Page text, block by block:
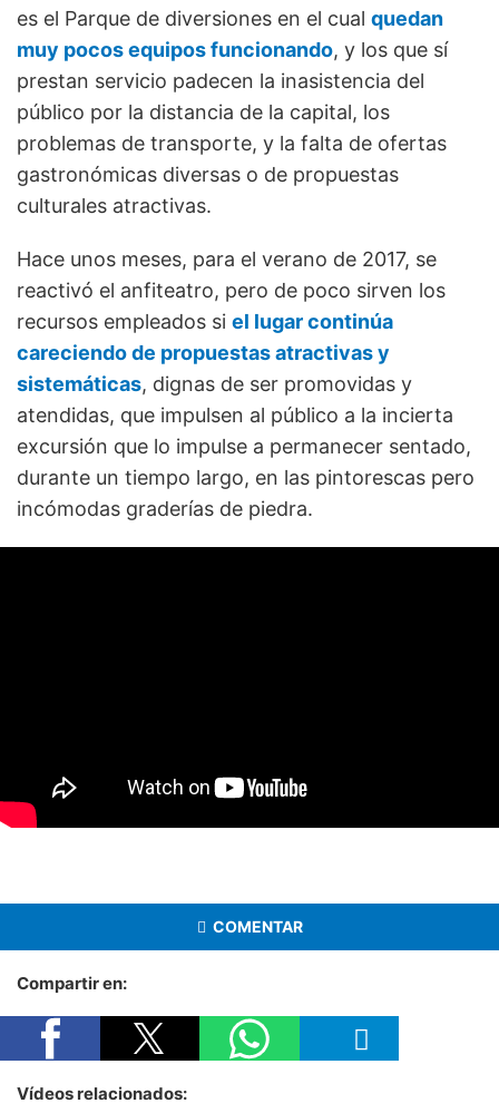
es el Parque de diversiones en el cual quedan
muy pocos equipos funcionando, y los que sí
prestan servicio padecen la inasistencia del
público por la distancia de la capital, los
problemas de transporte, y la falta de ofertas
gastronómicas diversas o de propuestas
culturales atractivas.
Hace unos meses, para el verano de 2017, se
reactivó el anfiteatro, pero de poco sirven los
recursos empleados si el lugar continúa
careciendo de propuestas atractivas y
sistemáticas, dignas de ser promovidas y
atendidas, que impulsen al público a la incierta
excursión que lo impulse a permanecer sentado,
durante un tiempo largo, en las pintorescas pero
incómodas graderías de piedra.
COMENTAR
Compartir en:
Vídeos relacionados: